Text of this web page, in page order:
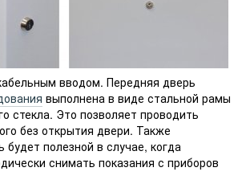
вводом. Передняя дверь
выполнена в виде стальной рамы
стекла. Это позволяет проводить
без открытия двери. Также
будет полезной в случае, когда
снимать показания с приборов